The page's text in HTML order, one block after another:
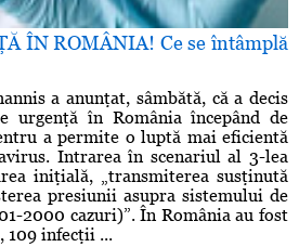
ÎN ROMÂNIA! Ce se întâmplă
a anunţat, sâmbătă, că a decis
urgenţă în România începând de
a permite o luptă mai eficientă
Intrarea în scenariul al 3-lea
iniţială, „transmiterea susţinută
presiunii asupra sistemului de
2000 cazuri)”. În România au fost
109 infecţii ...